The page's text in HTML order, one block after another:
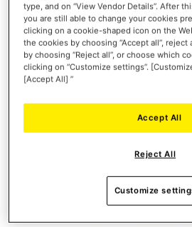
Criar uma conta online tem muitas vantagens:
rapidamente, gravar mais que uma morada, seguir
muito mais.
CRIAR UMA
type, and on “View Vendor Details”. After
you are still able to change your cookies
clicking on a cookie-shaped icon on the
the cookies by choosing “Accept all”,
by choosing “Reject all”, or choose which
clicking on “Customize settings”.
[Accept All] ”
Reject All
Accept All
Customize